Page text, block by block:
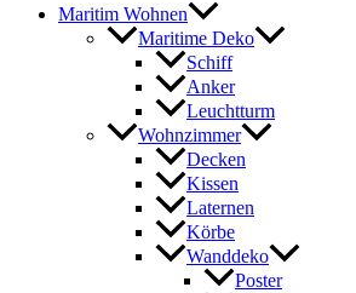
Maritim Wohnen
Maritime Deko
Schiff
Anker
Leuchtturm
Wohnzimmer
Decken
Kissen
Laternen
Körbe
Wanddeko
Poster